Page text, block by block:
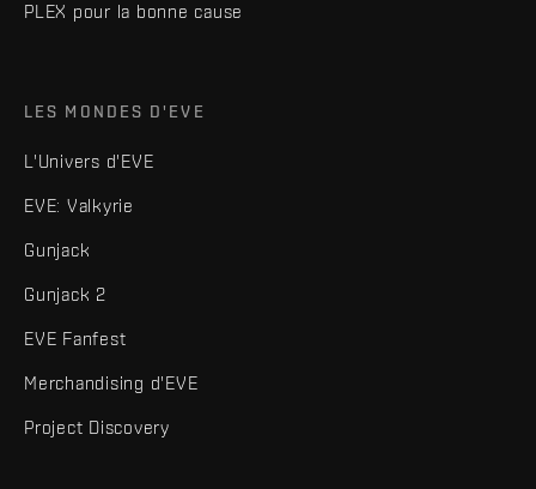
PLEX pour la bonne cause
LES MONDES D'EVE
L'Univers d'EVE
EVE: Valkyrie
Gunjack
Gunjack 2
EVE Fanfest
Merchandising d'EVE
Project Discovery